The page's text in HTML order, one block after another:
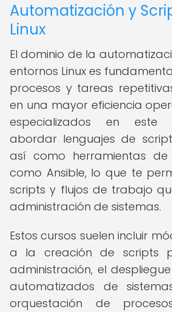
Automatización y
Linux
El dominio de la
entornos Linux es
procesos y tareas
en una mayor eficiencia
especializados en este
abordar lenguajes de
así como herramientas de
como Ansible, lo que te
scripts y flujos de trabajo
administración de sistemas.
Estos cursos suelen incluir
a la creación de scripts
administración, el
automatizados de
orquestación de